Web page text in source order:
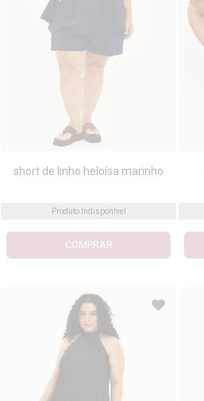
short de linho heloísa marinho
Produto Indisponível
COMPRAR